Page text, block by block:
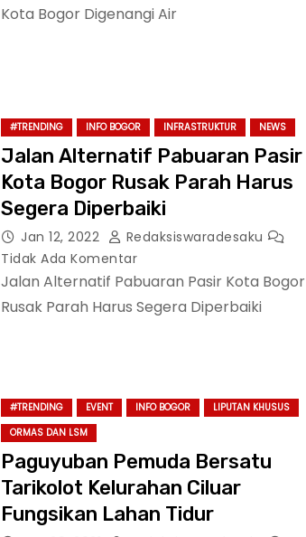
Kota Bogor Digenangi Air
#TRENDING INFO BOGOR INFRASTRUKTUR NEWS
Jalan Alternatif Pabuaran Pasir
Kota Bogor Rusak Parah Harus
Segera Diperbaiki
Jan 12, 2022
Redaksiswaradesaku
Tidak Ada Komentar
Jalan Alternatif Pabuaran Pasir Kota Bogor
Rusak Parah Harus Segera Diperbaiki
#TRENDING EVENT INFO BOGOR
LIPUTAN KHUSUS
ORMAS DAN LSM
Paguyuban Pemuda Bersatu
Tarikolot Kelurahan Ciluar
Fungsikan Lahan Tidur